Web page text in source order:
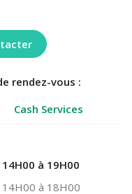
rendez-vous :
Cash Services
14H00 à 19H00
14H00 à 18H00